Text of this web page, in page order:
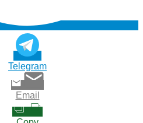
Telegram
Email